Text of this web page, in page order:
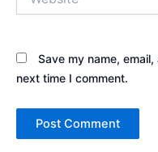
Save my name,
next time I comment.